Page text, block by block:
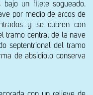
bajo un filete sogueado.
por medio de arcos de
y se cubren con
tramo central de la nave
septentrional del tramo
de absidiolo conserva